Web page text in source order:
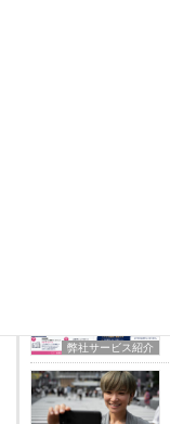
弊社サービス紹介